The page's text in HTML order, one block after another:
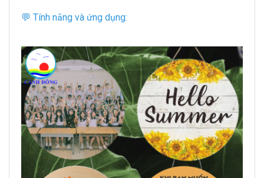
💬 Tính năng và ứng dụng: